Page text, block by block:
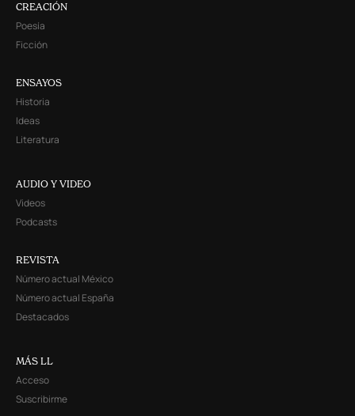
CREACIÓN
Poesía
Ficción
ENSAYOS
Historia
Ideas
Literatura
AUDIO Y VIDEO
Videos
Podcasts
REVISTA
Número actual México
Número actual España
Destacados
MÁS LL
Acceso
Suscribirme